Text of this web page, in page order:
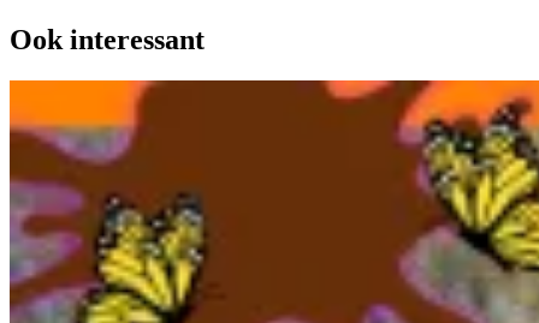
Ook interessant